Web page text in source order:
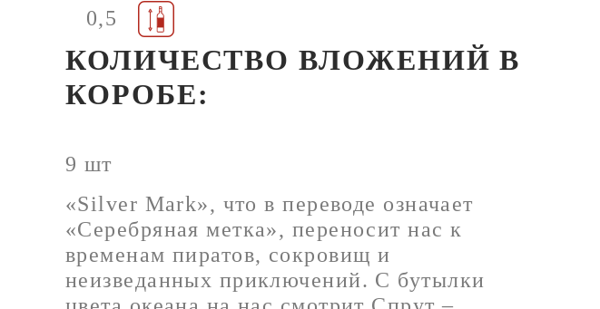
0,5
КОЛИЧЕСТВО ВЛОЖЕНИЙ В
КОРОБЕ:
9 шт
«Silver Mark», что в переводе означает
«Серебряная метка», переносит нас к
временам пиратов, сокровищ и
неизведанных приключений. С бутылки